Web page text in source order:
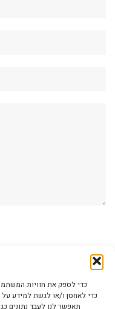
כדי לספק את חוויות
תאפשר לנו לעבד נתונים